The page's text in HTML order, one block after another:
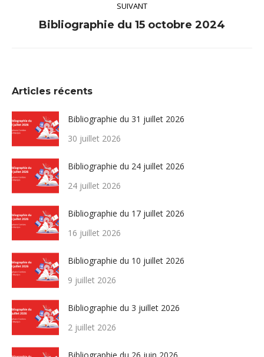
SUIVANT
Article
Bibliographie du 15 octobre 2024
Articles récents
Bibliographie du 31 juillet 2026
30 juillet 2026
Bibliographie du 24 juillet 2026
24 juillet 2026
Bibliographie du 17 juillet 2026
16 juillet 2026
Bibliographie du 10 juillet 2026
9 juillet 2026
Bibliographie du 3 juillet 2026
2 juillet 2026